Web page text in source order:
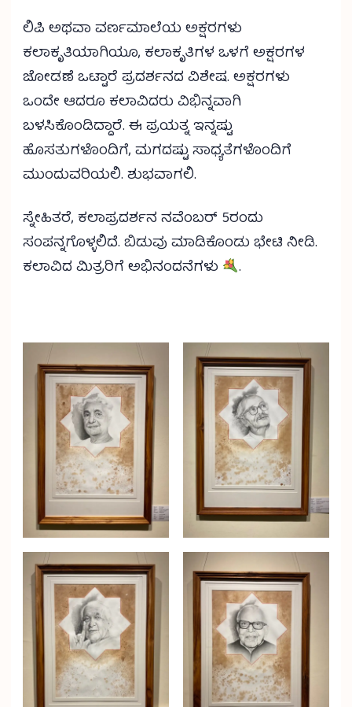
ಲಿಪಿ ಅಥವಾ ವರ್ಣಮಾಲೆಯ ಅಕ್ಷರಗಳು
ಕಲಾಕೃತಿಯಾಗಿಯೂ, ಕಲಾಕೃತಿಗಳ ಒಳಗೆ ಅಕ್ಷರಗಳ
ಜೋಡಣೆ ಒಟ್ಟಾರೆ ಪ್ರದರ್ಶನದ ವಿಶೇಷ. ಅಕ್ಷರಗಳು
ಒಂದೇ ಆದರೂ ಕಲಾವಿದರು ವಿಭಿನ್ನವಾಗಿ
ಬಳಸಿಕೊಂಡಿದ್ದಾರೆ. ಈ ಪ್ರಯತ್ನ ಇನ್ನಷ್ಟು
ಹೊಸತುಗಳೊಂದಿಗೆ, ಮಗದಷ್ಟು ಸಾಧ್ಯತೆಗಳೊಂದಿಗೆ
ಮುಂದುವರಿಯಲಿ. ಶುಭವಾಗಲಿ.
ಸ್ನೇಹಿತರೆ, ಕಲಾಪ್ರದರ್ಶನ ನವೆಂಬರ್ 5ರಂದು
ಸಂಪನ್ನಗೊಳ್ಳಲಿದೆ. ಬಿಡುವು ಮಾಡಿಕೊಂಡು ಭೇಟಿ ನೀಡಿ.
ಕಲಾವಿದ ಮಿತ್ರರಿಗೆ ಅಭಿನಂದನೆಗಳು
.